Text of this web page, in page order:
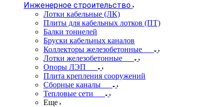
Инженерное строительство
Лотки кабельные (ЛК)
Плиты для кабельных лотков (ПТ)
Балки тоннелей
Бруски кабельных каналов
Коллекторы железобетонные
Лотки железобетонные
Опоры ЛЭП
Плита крепления сооружений
Сборные каналы
Тепловые сети
Еще